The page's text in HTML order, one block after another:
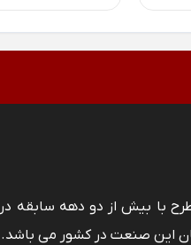
با بیش از دو دهه
این صنعت در کشور می باشد.